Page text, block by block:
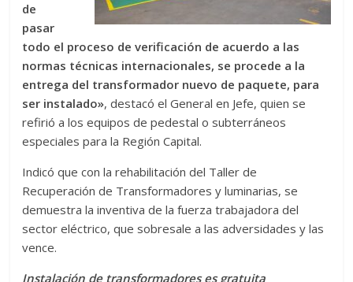
de
pasar
todo el proceso de verificación de acuerdo a las
normas técnicas internacionales, se procede a la
entrega del transformador nuevo de paquete, para
ser instalado», destacó el General en Jefe, quien se
refirió a los equipos de pedestal o subterráneos
especiales para la Región Capital.
Indicó que con la rehabilitación del Taller de
Recuperación de Transformadores y luminarias, se
demuestra la inventiva de la fuerza trabajadora del
sector eléctrico, que sobresale a las adversidades y las
vence.
Instalación de transformadores es gratuita